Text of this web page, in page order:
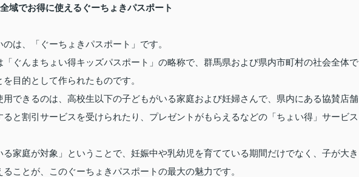
域でお得に使えるぐーちょきパスポート
は、「ぐーちょきパスポート」です。
「ぐんまちょい得キッズパスポート」の略称で、群馬県および県内市町村の社会全体で
目的として作られたものです。
用できるのは、高校生以下の子どもがいる家庭および妊婦さんで、県内にある協賛店舗
と割引サービスを受けられたり、プレゼントがもらえるなどの「ちょい得」サービス
る家庭が対象」ということで、妊娠中や乳幼児を育てている期間だけでなく、子が大き
ことが、このぐーちょきパスポートの最大の魅力です。